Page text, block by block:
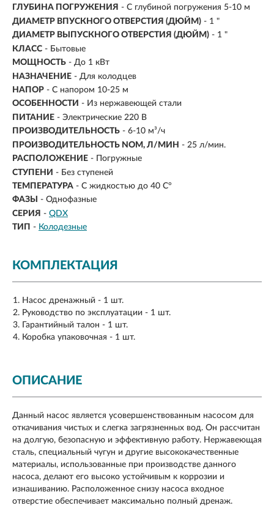
ГЛУБИНА ПОГРУЖЕНИЯ - С глубиной погружения 5-10 м
ДИАМЕТР ВПУСКНОГО ОТВЕРСТИЯ (ДЮЙМ) - 1 "
ДИАМЕТР ВЫПУСКНОГО ОТВЕРСТИЯ (ДЮЙМ) - 1 "
КЛАСС - Бытовые
МОЩНОСТЬ - До 1 кВт
НАЗНАЧЕНИЕ - Для колодцев
НАПОР - С напором 10-25 м
ОСОБЕННОСТИ - Из нержавеющей стали
ПИТАНИЕ - Электрические 220 В
ПРОИЗВОДИТЕЛЬНОСТЬ - 6-10 м³/ч
ПРОИЗВОДИТЕЛЬНОСТЬ NOM, Л/МИН - 25 л/мин.
РАСПОЛОЖЕНИЕ - Погружные
СТУПЕНИ - Без ступеней
ТЕМПЕРАТУРА - С жидкостью до 40 С°
ФАЗЫ
- Однофазные
СЕРИЯ - QDX
ТИП - Колодезные
КОМПЛЕКТАЦИЯ
Насос дренажный - 1 шт.
Руководство по эксплуатации - 1 шт.
Гарантийный талон - 1 шт.
Коробка упаковочная - 1 шт.
ОПИСАНИЕ
Данный насос является усовершенствованным насосом для
откачивания чистых и слегка загрязненных вод. Он рассчитан
на долгую, безопасную и эффективную работу. Нержавеющая
сталь, специальный чугун и другие высококачественные
материалы, использованные при производстве данного
насоса, делают его высоко устойчивым к коррозии и
изнашиванию. Расположенное снизу насоса входное
отверстие обеспечивает максимально полный дренаж.